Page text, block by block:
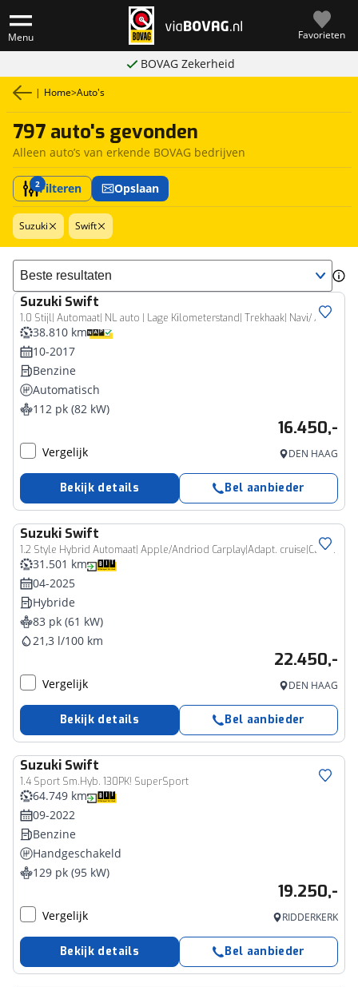
Menu Favorieten
BOVAG Zekerheid
| Home>Auto's
797 auto's gevonden
Alleen auto’s van erkende BOVAG bedrijven
2Filteren Opslaan
Suzuki Swift
Sorteer resultaten
Suzuki Swift
1.0 Stijl| Automaat| NL auto | Lage Kilometerstand| Trekhaak| Navi/ Apple/Andriod Auto | Adap. Cruise | Clima|Camera|
38.810 km
10-2017
Benzine
Automatisch
112 pk (82 kW)
16.450,-
Vergelijk DEN HAAG
Bekijk details Bel aanbieder
Suzuki Swift
1.2 Style Hybrid Automaat| Apple/Andriod Carplay|Adapt. cruise|Climacontrole| Keyless|Parkeersensoren|Stoelverwarming
31.501 km
04-2025
Hybride
83 pk (61 kW)
21,3 l/100 km
22.450,-
Vergelijk DEN HAAG
Bekijk details Bel aanbieder
Suzuki Swift
1.4 Sport Sm.Hyb. 130PK! SuperSport
64.749 km
09-2022
Benzine
Handgeschakeld
129 pk (95 kW)
19.250,-
Vergelijk RIDDERKERK
Bekijk details Bel aanbieder